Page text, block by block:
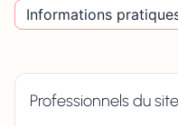
Informations
Professionnels du site